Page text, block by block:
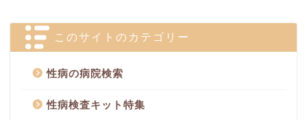
このサイトのカテゴリー
性病の病院検索
性病検査キット特集